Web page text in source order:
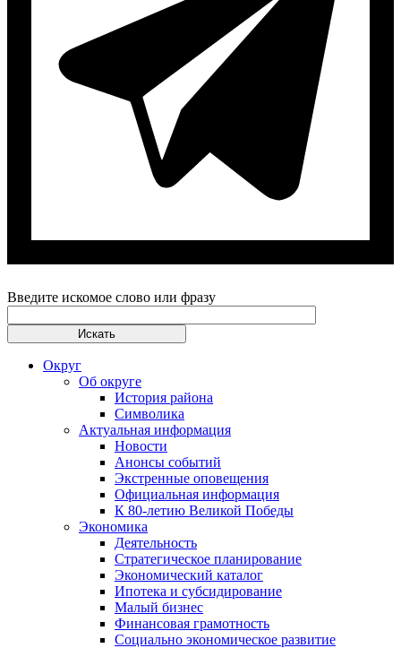
Введите искомое слово или фразу
Округ
Об округе
История района
Символика
Актуальная информация
Новости
Анонсы событий
Экстренные оповещения
Официальная информация
К 80-летию Великой Победы
Экономика
Деятельность
Стратегическое планирование
Экономический каталог
Ипотека и субсидирование
Малый бизнес
Финансовая грамотность
Социально экономическое развитие